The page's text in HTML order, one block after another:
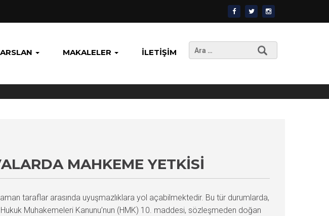
MAKALELER İLETIŞIM
Arama:
MAHKEME YETKISI
taraflar arasında uyuşmazlıklara yol açabilmektedir. Bu tür durumlarda,
Muhakemeleri Kanunu’nun (HMK) 10. maddesi, sözleşmeden doğan